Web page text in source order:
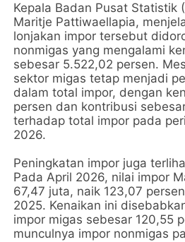
Kepala Badan Pusat Statistik
Maritje Pattiwaellapia,
lonjakan impor tersebut
nonmigas yang mengalami
sebesar 5.522,02 persen.
sektor migas tetap menjadi
dalam total impor, dengan
persen dan kontribusi
terhadap total impor pada
2026.
Peningkatan impor juga
Pada April 2026, nilai impor
67,47 juta, naik 123,07
2025. Kenaikan ini
impor migas sebesar 120,55
munculnya impor nonmigas